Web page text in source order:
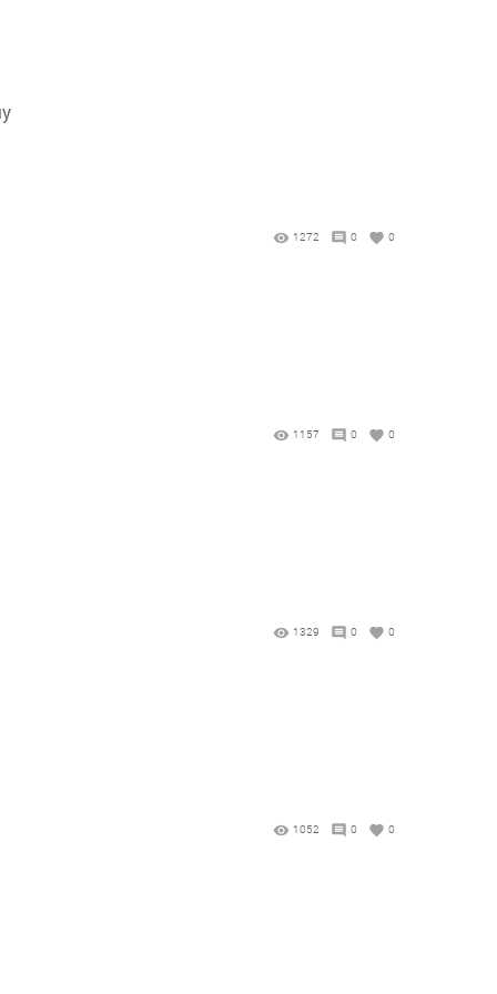
1272 0 0
1157 0 0
1329 0 0
1052 0 0